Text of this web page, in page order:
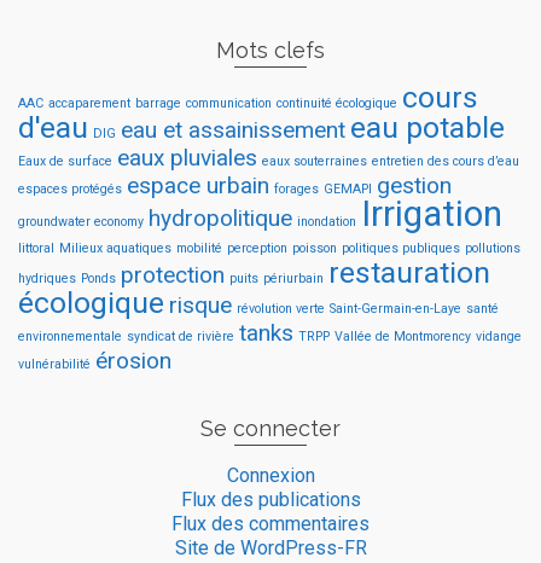
Mots clefs
AAC accaparement barrage communication continuité écologique cours
d'eau DIG eau et assainissement eau potable
Eaux de surface eaux pluviales eaux souterraines entretien des cours d’eau
espaces protégés espace urbain forages GEMAPI gestion
groundwater economy hydropolitique inondation Irrigation
littoral Milieux aquatiques mobilité perception poisson politiques publiques pollutions
hydriques Ponds protection puits périurbain restauration
écologique risque révolution verte Saint-Germain-en-Laye santé
environnementale syndicat de rivière tanks TRPP Vallée de Montmorency vidange
vulnérabilité érosion
Se connecter
Connexion
Flux des publications
Flux des commentaires
Site de WordPress-FR